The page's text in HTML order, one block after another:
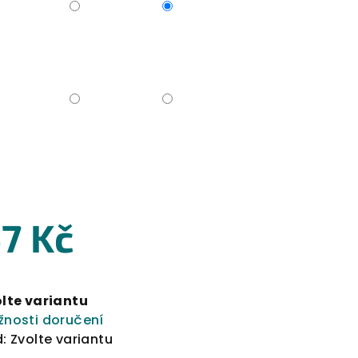
Kč
variantu
doručení
Zvolte variantu